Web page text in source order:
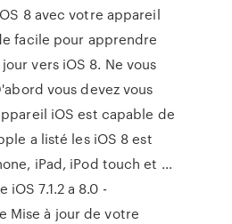
8 avec votre appareil
facile pour apprendre
vers iOS 8. Ne vous
vous devez vous
iOS est capable de
a listé les iOS 8 est
iPad, iPod touch et ...
iOS 7.1.2 a 8.0 -
Mise à jour de votre